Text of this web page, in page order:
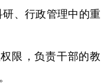
、行政管理中的重
，负责干部的教